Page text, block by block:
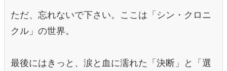
ただ、忘れないで下さい。ここは「シン・クロニ
クル」の世界。
最後にはきっと、涙と血に濡れた「決断」と「選